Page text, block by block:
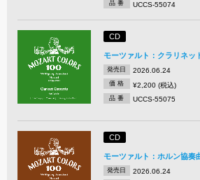
品 番 UCCS-55074
CD
モーツァルト：クラリネッ
発売日 2026.06.24
価 格 ¥2,200 (税込)
品 番 UCCS-55075
CD
モーツァルト：ホルン協奏
発売日 2026.06.24